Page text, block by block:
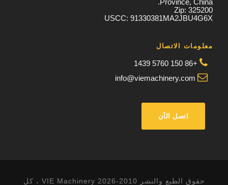
Province, China.
Zip: 325200
USCC: 91330381MA2JBU4G6X
معلومات الاتصال
+86 150 5760 1439
اتصل الآن
حقوق الطبع والنشر 2010-2026 VIE Machinery ، كل